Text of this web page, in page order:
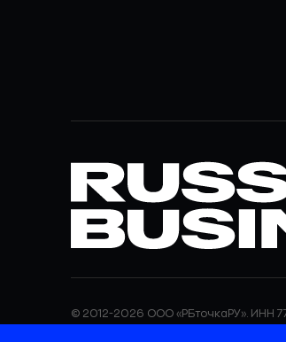
© 2012-2026 ООО «РБточкаРУ». ИНН